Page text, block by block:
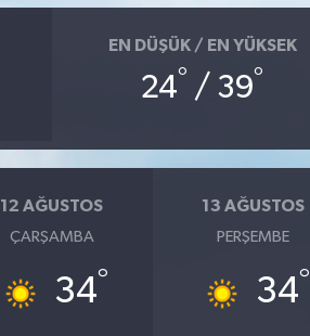
EN DÜŞÜK / EN YÜKSEK
24° / 39°
12 AĞUSTOS
ÇARŞAMBA
34°
13 AĞUSTOS
PERŞEMBE
34°